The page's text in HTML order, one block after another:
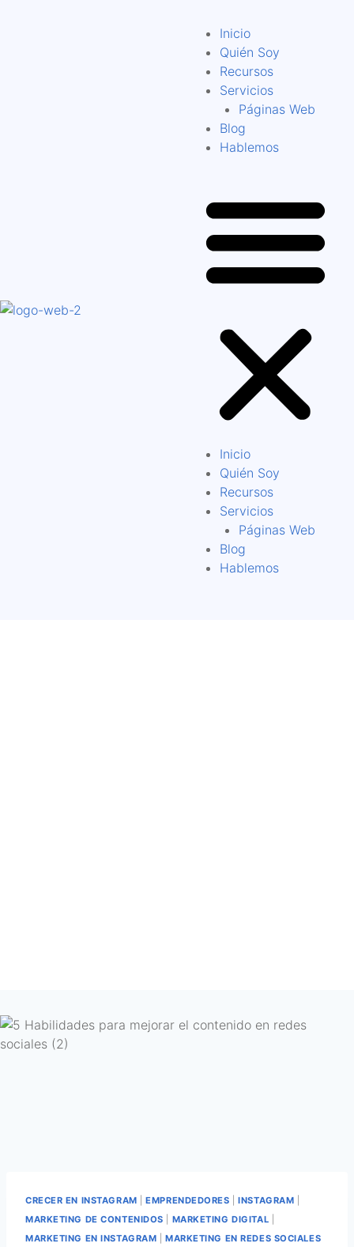
Inicio
Quién Soy
Recursos
Servicios
Páginas Web
Blog
Hablemos
Inicio
Quién Soy
Recursos
Servicios
Páginas Web
Blog
Hablemos
CRECER EN INSTAGRAM |EMPRENDEDORES |INSTAGRAM
MARKETING DE CONTENIDOS
MARKETING DIGITAL
MARKETING EN INSTAGRAM |MARKETING EN REDES SOCIALES